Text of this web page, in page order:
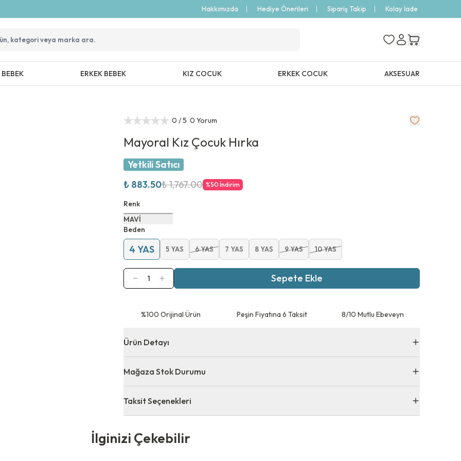
Hakkımızda Hediye Önerileri Sipariş Takip Kolay İade
ERKEK BEBEK KIZ COCUK ERKEK COCUK AKSESUAR
0 / 5 0 Yorum
Mayoral Kız Çocuk Hırka
Yetkili Satıcı
₺ 883.50₺ 1,767.00 %50 İndirim
Renk
MAVİ
Beden
4 YAS 5 YAS 6 YAS 7 YAS 8 YAS 9 YAS 10 YAS
1 Sepete Ekle
⁠%100 Orijinal Ürün Peşin Fiyatına 6 Taksit 8/10 Mutlu Ebeveyn
Ürün Detayı
Mağaza Stok Durumu
Taksit Seçenekleri